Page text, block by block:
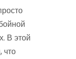
В этой
что